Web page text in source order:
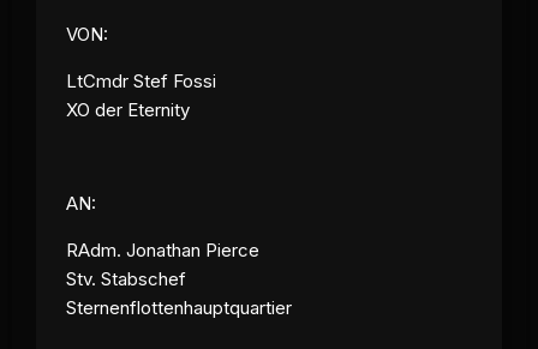
VON:
LtCmdr Stef Fossi
XO der Eternity
AN:
RAdm. Jonathan Pierce
Stv. Stabschef
Sternenflottenhauptquartier